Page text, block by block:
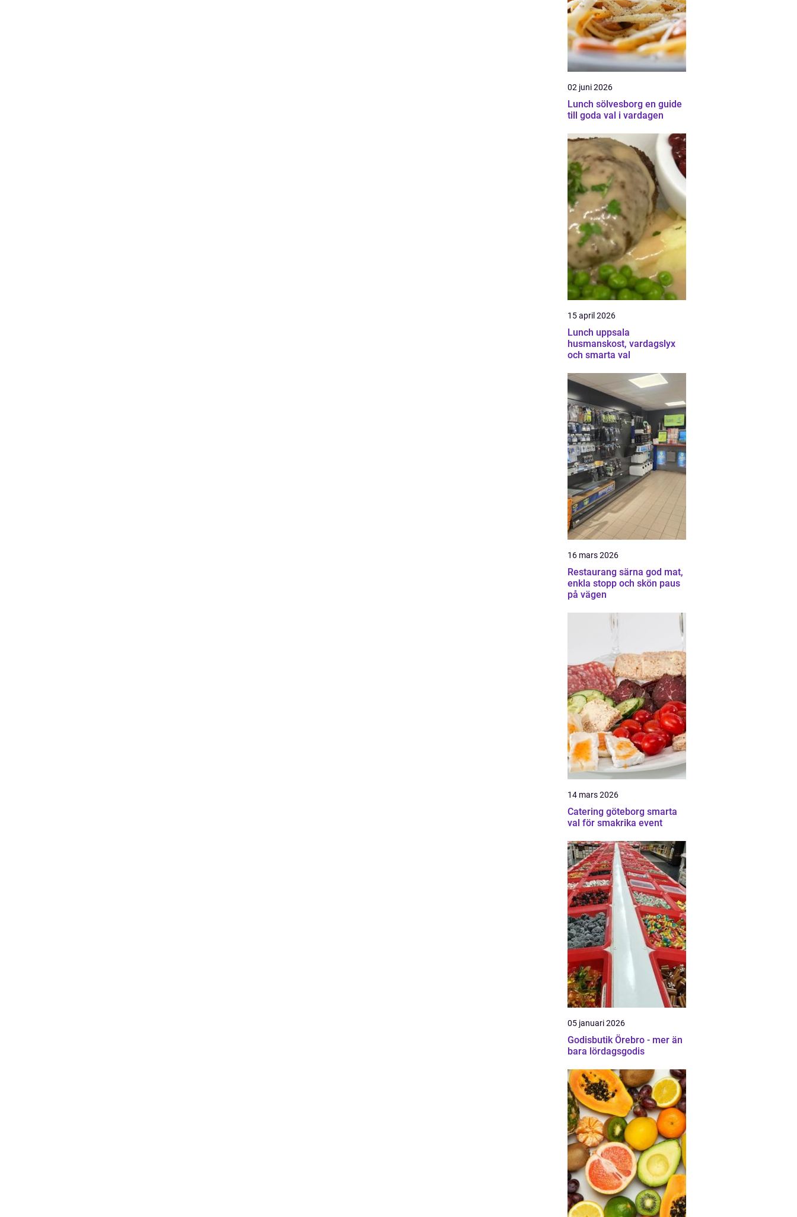
02 juni 2026
Lunch sölvesborg en guide
till goda val i vardagen
15 april 2026
Lunch uppsala
husmanskost, vardagslyx
och smarta val
16 mars 2026
Restaurang särna god mat,
enkla stopp och skön paus
på vägen
14 mars 2026
Catering göteborg smarta
val för smakrika event
05 januari 2026
Godisbutik Örebro - mer än
bara lördagsgodis